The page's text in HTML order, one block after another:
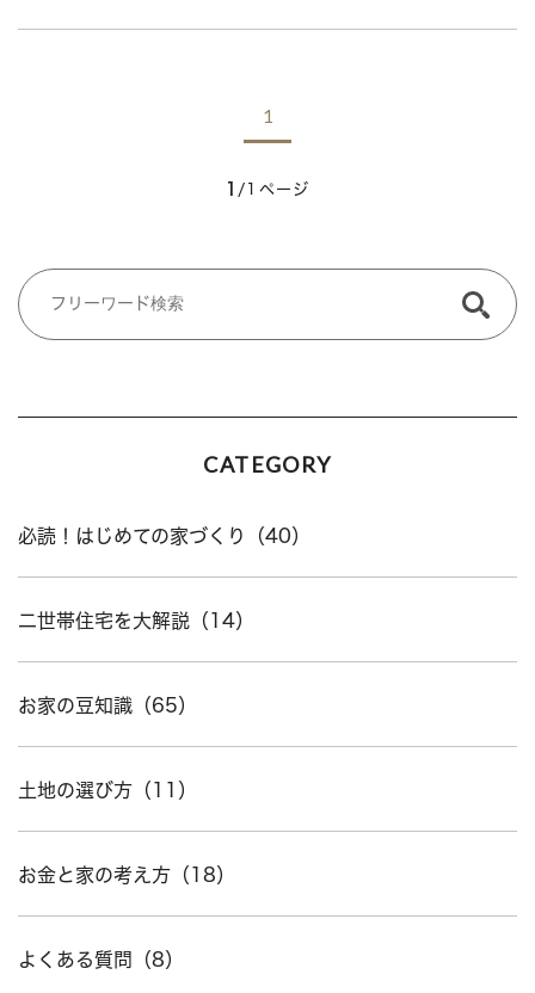
1
1 /1ページ
CATEGORY
必読！はじめての家づくり（40）
二世帯住宅を大解説（14）
お家の豆知識（65）
土地の選び方（11）
お金と家の考え方（18）
よくある質問（8）